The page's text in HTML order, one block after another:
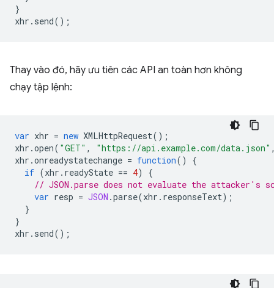
}
xhr . send();
Thay vào đó, hãy ưu tiên các API an toàn hơn không
chạy tập lệnh:
var xhr = new XMLHttpRequest();
xhr .open( "GET" , "https://api.example.com/data.json"
xhr .onreadystatechange = function()
{
if (xhr . readyState == 4)
{
// JSON.parse does not evaluate the attacker's
var resp = JSON .parse(xhr . responseText);
}
}
xhr . send();